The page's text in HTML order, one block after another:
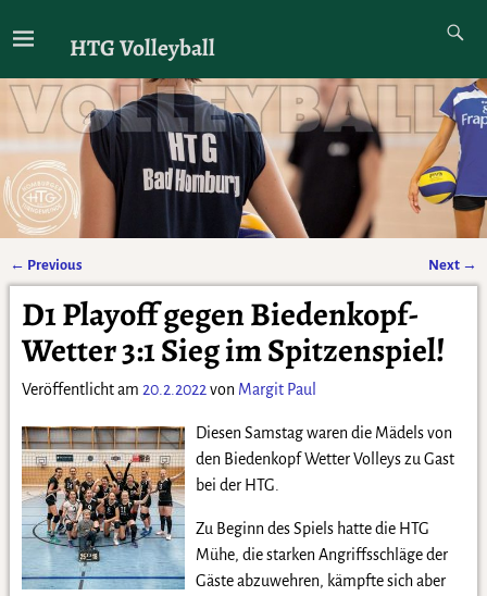
HTG Volleyball
Artikelnavigation
← Previous Next →
D1 Playoff gegen Biedenkopf-
Wetter 3:1 Sieg im Spitzenspiel!
Veröffentlicht am 20.2.2022 von Margit Paul
Diesen Samstag waren die Mädels von
den Biedenkopf Wetter Volleys zu Gast
bei der HTG.
Zu Beginn des Spiels hatte die HTG
Mühe, die starken Angriffsschläge der
Gäste abzuwehren, kämpfte sich aber